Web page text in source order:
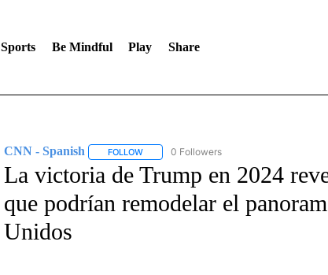
Sports Be Mindful Play Share
CNN - Spanish FOLLOWFOLLOW "CNN - SPANISH" TO RECEIVE
0 Followers
La victoria de Trump en 2024
que podrían remodelar el
Unidos